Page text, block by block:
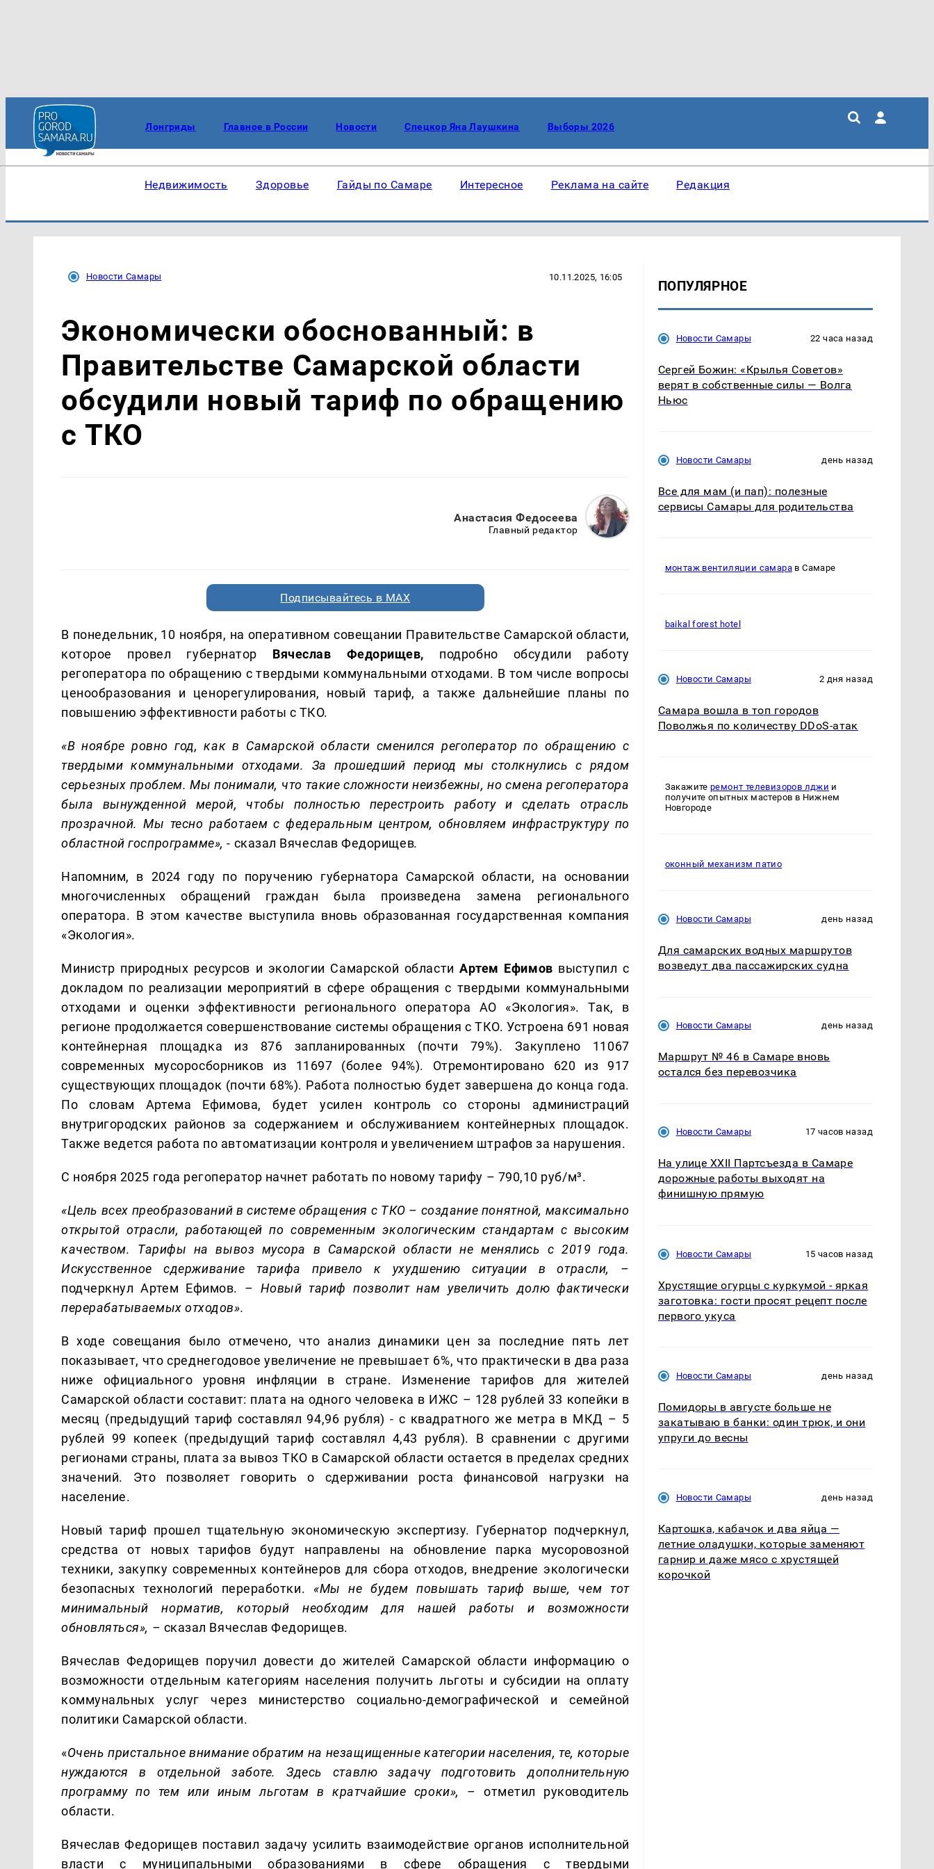
Лонгриды Главное в России Новости Спецкор Яна Лаушкина Выборы 2026
Недвижимость Здоровье Гайды по Самаре Интересное Реклама на сайте Редакция
Новости Самары 10.11.2025, 16:05
Экономически обоснованный: в
Правительстве Самарской области
обсудили новый тариф по обращению
с ТКО
Анастасия Федосеева
Главный редактор
Подписывайтесь в MAX
В понедельник, 10 ноября, на оперативном совещании Правительстве Самарской области,
которое провел губернатор Вячеслав Федорищев, подробно обсудили работу
регоператора по обращению с твердыми коммунальными отходами. В том числе вопросы
ценообразования и ценорегулирования, новый тариф, а также дальнейшие планы по
повышению эффективности работы с ТКО.
«В ноябре ровно год, как в Самарской области сменился регоператор по обращению с
твердыми коммунальными отходами. За прошедший период мы столкнулись с рядом
серьезных проблем. Мы понимали, что такие сложности неизбежны, но смена регоператора
была вынужденной мерой, чтобы полностью перестроить работу и сделать отрасль
прозрачной. Мы тесно работаем с федеральным центром, обновляем инфраструктуру по
областной госпрограмме», - сказал Вячеслав Федорищев.
Напомним, в 2024 году по поручению губернатора Самарской области, на основании
многочисленных обращений граждан была произведена замена регионального
оператора. В этом качестве выступила вновь образованная государственная компания
«Экология».
Министр природных ресурсов и экологии Самарской областиАртем Ефимов выступил с
докладом по реализации мероприятий в сфере обращения с твердыми коммунальными
отходами и оценки эффективности регионального оператора АО «Экология». Так, в
регионе продолжается совершенствование системы обращения с ТКО. Устроена 691 новая
контейнерная площадка из 876 запланированных (почти 79%). Закуплено 11067
современных мусоросборников из 11697 (более 94%). Отремонтировано 620 из 917
существующих площадок (почти 68%). Работа полностью будет завершена до конца года.
По словам Артема Ефимова, будет усилен контроль со стороны администраций
внутригородских районов за содержанием и обслуживанием контейнерных площадок.
Также ведется работа по автоматизации контроля и увеличением штрафов за нарушения.
С ноября 2025 года регоператор начнет работать по новому тарифу – 790,10 руб/м³.
«Цель всех преобразований в системе обращения с ТКО – создание понятной, максимально
открытой отрасли, работающей по современным экологическим стандартам с высоким
качеством. Тарифы на вывоз мусора в Самарской области не менялись с 2019 года.
Искусственное сдерживание тарифа привело к ухудшению ситуации в отрасли, –
подчеркнулАртем Ефимов. – Новый тариф позволит нам увеличить долю фактически
перерабатываемых отходов».
В ходе совещания было отмечено, что анализ динамики цен за последние пять лет
показывает, что среднегодовое увеличение не превышает 6%, что практически в два раза
ниже официального уровня инфляции в стране.
Изменение тарифов для жителей
Самарской области составит: плата на одного человека в ИЖС – 128 рублей 33 копейки в
месяц (предыдущий тариф составлял 94,96 рубля) - с квадратного же метра в МКД – 5
рублей 99 копеек (предыдущий тариф составлял 4,43 рубля). В сравнении с другими
регионами страны, плата за вывоз ТКО в Самарской области остается в пределах средних
значений. Это позволяет говорить о сдерживании роста финансовой нагрузки на
население.
Новый тариф прошел тщательную экономическую экспертизу. Губернатор подчеркнул,
средства от новых тарифов будут направлены на обновление парка мусоровозной
техники, закупку современных контейнеров для сбора отходов, внедрение экологически
безопасных технологий переработки. «Мы не будем повышать тариф выше, чем тот
минимальный норматив, который необходим для нашей работы и возможности
обновляться», – сказал Вячеслав Федорищев.
Вячеслав Федорищев поручил довести до жителей Самарской области информацию о
возможности отдельным категориям населения получить льготы и субсидии на оплату
коммунальных услуг через министерство социально-демографической и семейной
политики Самарской области.
«Очень пристальное внимание обратим на незащищенные категории населения, те, которые
нуждаются в отдельной заботе. Здесь ставлю задачу подготовить дополнительную
программу по тем или иным льготам в кратчайшие сроки», – отметил руководитель
области.
Вячеслав Федорищев поставил задачу усилить взаимодействие органов исполнительной
власти с муниципальными образованиями в сфере обращения с твердыми
ПОПУЛЯРНОЕ
Новости Самары 22 часа назад
Сергей Божин: «Крылья Советов»
верят в собственные силы — Волга
Ньюс
Новости Самары день назад
Все для мам (и пап): полезные
сервисы Самары для родительства
монтаж вентиляции самарав Самаре
baikal forest hotel
Новости Самары 2 дня назад
Самара вошла в топ городов
Поволжья по количеству DDoS-атак
Закажитеремонт телевизоров лджи и
получите опытных мастеров в Нижнем
Новгороде
оконный механизм патио
Новости Самары день назад
Для самарских водных маршрутов
возведут два пассажирских судна
Новости Самары день назад
Маршрут № 46 в Самаре вновь
остался без перевозчика
Новости Самары 17 часов назад
На улице XXII Партсъезда в Самаре
дорожные работы выходят на
финишную прямую
Новости Самары 15 часов назад
Хрустящие огурцы с куркумой - яркая
заготовка: гости просят рецепт после
первого укуса
Новости Самары день назад
Помидоры в августе больше не
закатываю в банки: один трюк, и они
упруги до весны
Новости Самары день назад
Картошка, кабачок и два яйца —
летние оладушки, которые заменяют
гарнир и даже мясо с хрустящей
корочкой